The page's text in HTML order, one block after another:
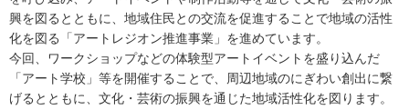
興を図るとともに、地域住民との交流を促進することで地域の活性
化を図る「アートレジオン推進事業」を進めています。
今回、ワークショップなどの体験型アートイベントを盛り込んだ
「アート学校」等を開催することで、周辺地域のにぎわい創出に繋
げるとともに、文化・芸術の振興を通じた地域活性化を図ります。